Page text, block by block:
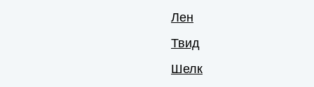
Лен
Твид
Шелк